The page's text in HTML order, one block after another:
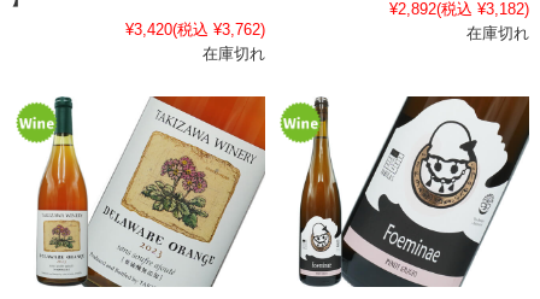
¥3,420(税込 ¥3,762)
在庫切れ
¥2,892(税込 ¥3,182)
在庫切れ